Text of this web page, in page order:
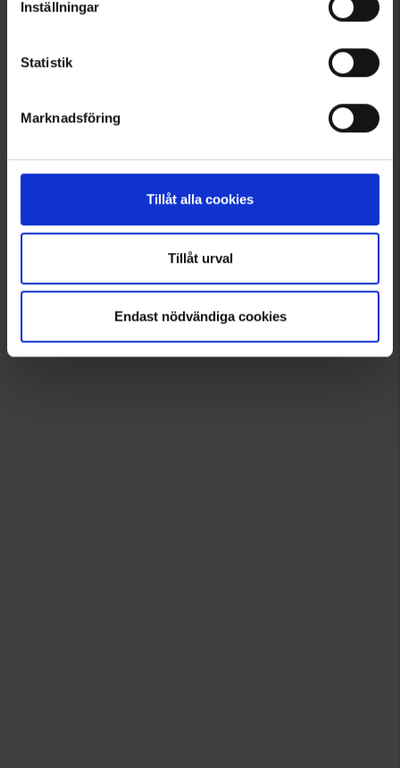
Inställningar
Statistik
Marknadsföring
Tillåt alla cookies
Tillåt urval
Endast nödvändiga cookies